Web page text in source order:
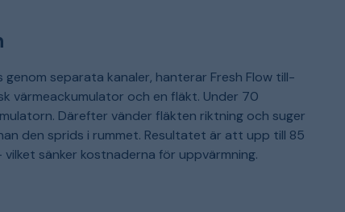
separata kanaler, hanterar Fresh Flow till-
värmeackumulator och en fläkt. Under 70
Därefter vänder fläkten riktning och suger
den sprids i rummet. Resultatet är att upp till 85
sänker kostnaderna för uppvärmning.